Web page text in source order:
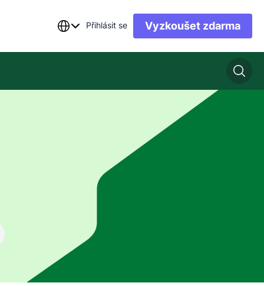
Přihlásit se Vyzkoušet zdarma